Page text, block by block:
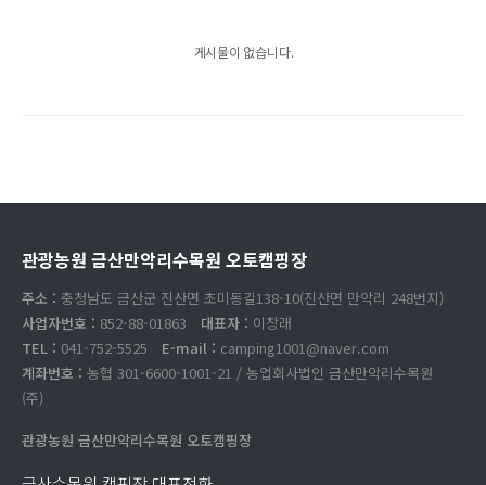
게시물이 없습니다.
관광농원 금산만악리수목원 오토캠핑장
주소 : 충청남도 금산군 진산면 초미동길138-10(진산면 만악리 248번지)
사업자번호 : 852-88-01863 대표자 : 이창래
TEL : 041-752-5525 E-mail : camping1001@naver.com
계좌번호 : 농협 301-6600-1001-21 / 농업회사법인 금산만악리수목원
(주)
관광농원 금산만악리수목원 오토캠핑장